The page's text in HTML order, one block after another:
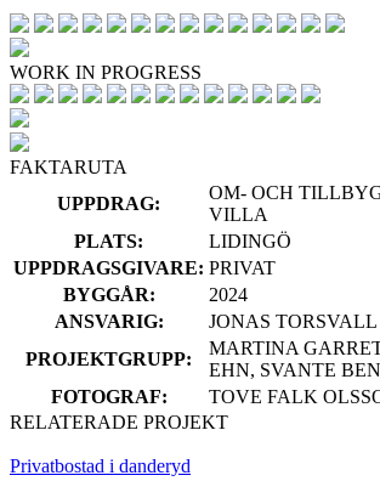
WORK IN PROGRESS
FAKTARUTA
UPPDRAG:
OM- OCH
VILLA
PLATS:
LIDINGÖ
UPPDRAGSGIVARE: PRIVAT
BYGGÅR:
2024
ANSVARIG:
JONAS TORSVALL
PROJEKTGRUPP:
MARTINA
EHN, SVANTE
FOTOGRAF:
TOVE FALK
RELATERADE PROJEKT
Privatbostad i danderyd